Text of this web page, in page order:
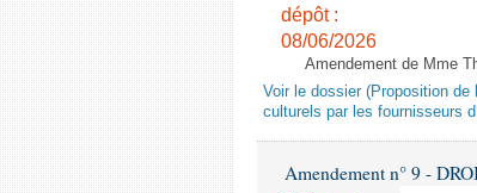
dépôt :
08/06/2026
Amendement de Mme
Voir le dossier (Proposition de
culturels par les fournisseurs
Amendement n° 9 -